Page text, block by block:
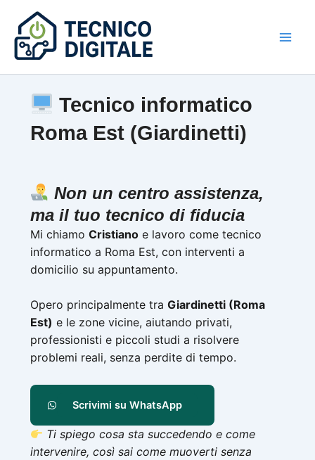
contenuto
Tecnico informatico
Roma Est (Giardinetti)
Non un centro assistenza,
ma il tuo tecnico di fiducia
Mi chiamo Cristianoe lavoro come tecnico
informatico a Roma Est, con interventi a
domicilio su appuntamento.
Opero principalmente tra Giardinetti (Roma
Est) e le zone vicine, aiutando privati,
professionisti e piccoli studi a risolvere
problemi reali, senza perdite di tempo.
Scrivimi su WhatsApp
Ti spiego cosa sta succedendo e come
intervenire, così sai come muoverti senza